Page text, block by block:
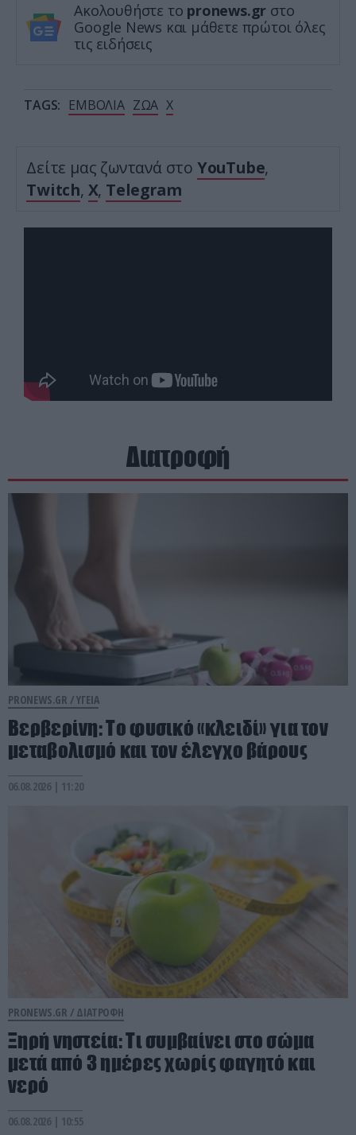
Ακολουθήστε το pronews.gr στο
Google News και μάθετε πρώτοι όλες
τις ειδήσεις
TAGS: ΕΜΒΟΛΙΑ ΖΩΑ Χ
Δείτε μας ζωντανά στο YouTube,
Twitch, X, Telegram
Διατροφή
PRONEWS.GR /ΥΓΕΙΑ
Βερβερίνη: Το φυσικό «κλειδί» για τον
μεταβολισμό και τον έλεγχο βάρους
06.08.2026 | 11:20
PRONEWS.GR / ΔΙΑΤΡΟΦΗ
Ξηρή νηστεία: Τι συμβαίνει στο σώμα
μετά από 3 ημέρες χωρίς φαγητό και
νερό
06.08.2026 | 10:55